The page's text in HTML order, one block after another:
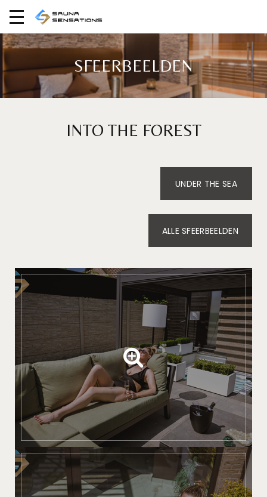
SFEERBEELDEN
INTO THE FOREST
UNDER THE SEA
ALLE SFEERBEELDEN